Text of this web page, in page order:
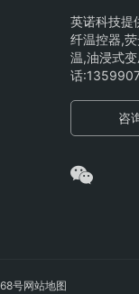
英诺科技提
纤温控器,
温,油浸式
话
咨
号网站地图